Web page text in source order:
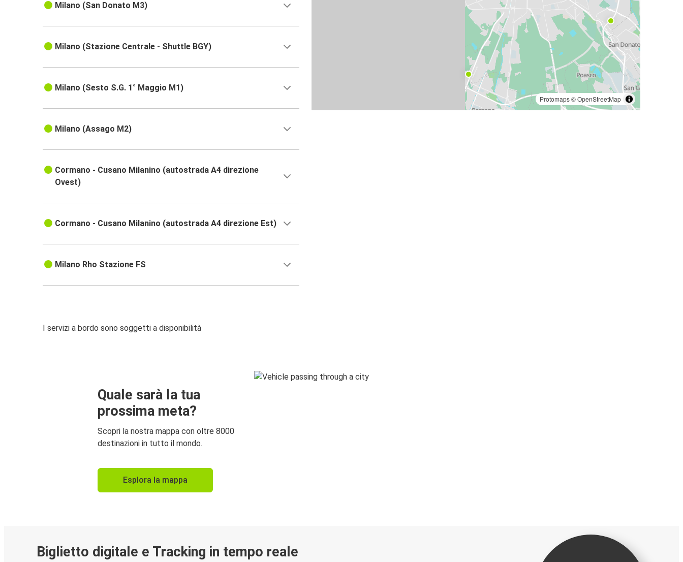
Protomaps©OpenStreetMap
Milano (San Donato M3)
Milano (Stazione Centrale - Shuttle BGY)
Milano (Sesto S.G. 1° Maggio M1)
Milano (Assago M2)
Cormano - Cusano Milanino (autostrada A4 direzione
Ovest)
Cormano - Cusano Milanino (autostrada A4 direzione Est)
Milano Rho Stazione FS
I servizi a bordo sono soggetti a disponibilità
Quale sarà la tua
prossima meta?
Scopri la nostra mappa con oltre 8000
destinazioni in tutto il mondo.
Esplora la mappa
Biglietto digitale e Tracking in tempo reale